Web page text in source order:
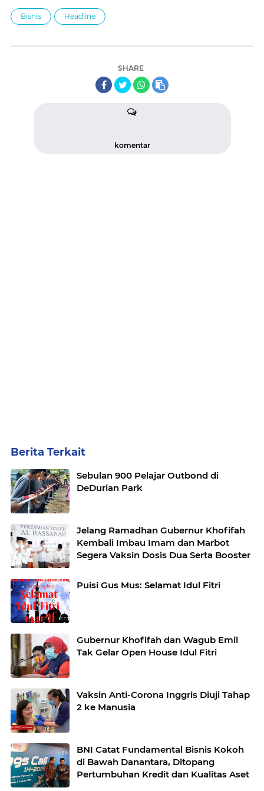
Bisnis Headline
SHARE
komentar
Berita Terkait
Sebulan 900 Pelajar Outbond di
DeDurian Park
Jelang Ramadhan Gubernur Khofifah
Kembali Imbau Imam dan Marbot
Segera Vaksin Dosis Dua Serta Booster
Puisi Gus Mus: Selamat Idul Fitri
Gubernur Khofifah dan Wagub Emil
Tak Gelar Open House Idul Fitri
Vaksin Anti-Corona Inggris Diuji Tahap
2 ke Manusia
BNI Catat Fundamental Bisnis Kokoh
di Bawah Danantara, Ditopang
Pertumbuhan Kredit dan Kualitas Aset